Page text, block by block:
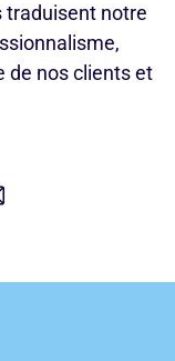
traduisent notre
de nos clients et